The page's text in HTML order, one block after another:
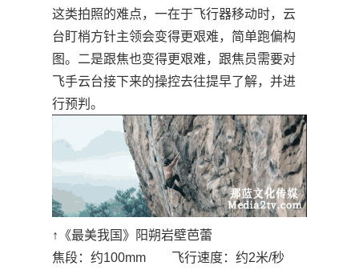
这类拍照的难点，一在于飞行器移动时，云
台盯梢方针主领会变得更艰难，简单跑偏构
图。二是跟焦也变得更艰难，跟焦员需要对
飞手云台接下来的操控去往提早了解，并进
行预判。
↑《最美我国》阳朔岩壁芭蕾
焦段：约100mm 飞行速度：约2米/秒